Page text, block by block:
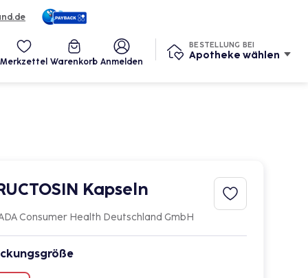
Merkzettel Warenkorb Anmelden
BESTELLUNG BEI
Apotheke wählen
Services
Kapseln
Consumer Health Deutschland GmbH